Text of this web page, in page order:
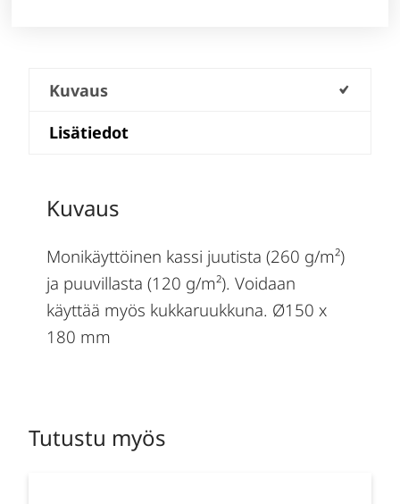
Kuvaus
Lisätiedot
Kuvaus
Monikäyttöinen kassi juutista (260 g/m²)
ja puuvillasta (120 g/m²). Voidaan
käyttää myös kukkaruukkuna. Ø150 x
180 mm
Tutustu myös